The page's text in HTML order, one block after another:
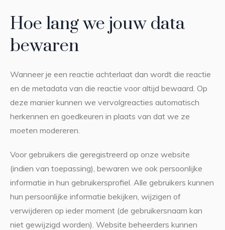
Hoe lang we jouw data
bewaren
Wanneer je een reactie achterlaat dan wordt die reactie
en de metadata van die reactie voor altijd bewaard. Op
deze manier kunnen we vervolgreacties automatisch
herkennen en goedkeuren in plaats van dat we ze
moeten modereren.
Voor gebruikers die geregistreerd op onze website
(indien van toepassing), bewaren we ook persoonlijke
informatie in hun gebruikersprofiel. Alle gebruikers kunnen
hun persoonlijke informatie bekijken, wijzigen of
verwijderen op ieder moment (de gebruikersnaam kan
niet gewijzigd worden). Website beheerders kunnen